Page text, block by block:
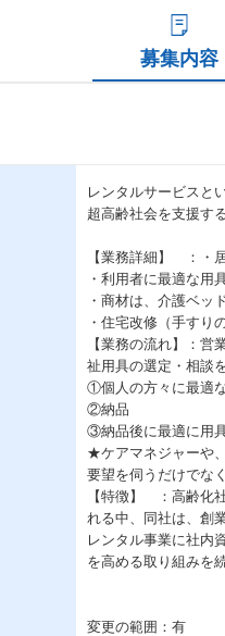
募集内容
レンタルサービスと
超高齢社会を支援す
【業務詳細】 ：・
・利用者に最適な用
・商材は、介護ベッ
・住宅改修（手すり
【業務の流れ】：
祉用具の選定・相談
①個人の方々に最適
②納品
③納品後に最適に用
★ケアマネジャーや
要望を伺うだけでな
【特徴】 ：高齢化
れる中、同社は、創
レンタル事業に社内
を高める取り組みを
変更の範囲：有